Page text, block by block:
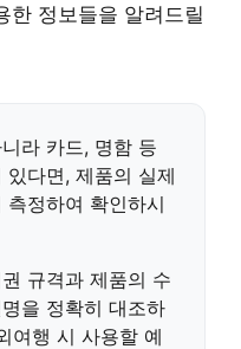
한 정보들을 알려드릴
라 카드, 명함 등
다면, 제품의 실제
정하여 확인하시
규격과 제품의 수
을 정확히 대조하
여행 시 사용할 예